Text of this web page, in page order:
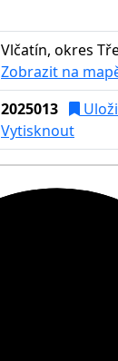
Vlčatín, okres
Zobrazit na
2025013
Vytisknout